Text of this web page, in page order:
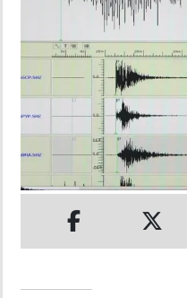
INSÓLITAS
IMPRESO